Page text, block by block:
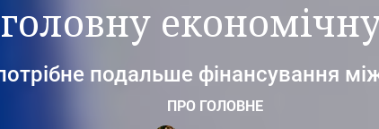
подальше фінансування
ПРО ГОЛОВНЕ